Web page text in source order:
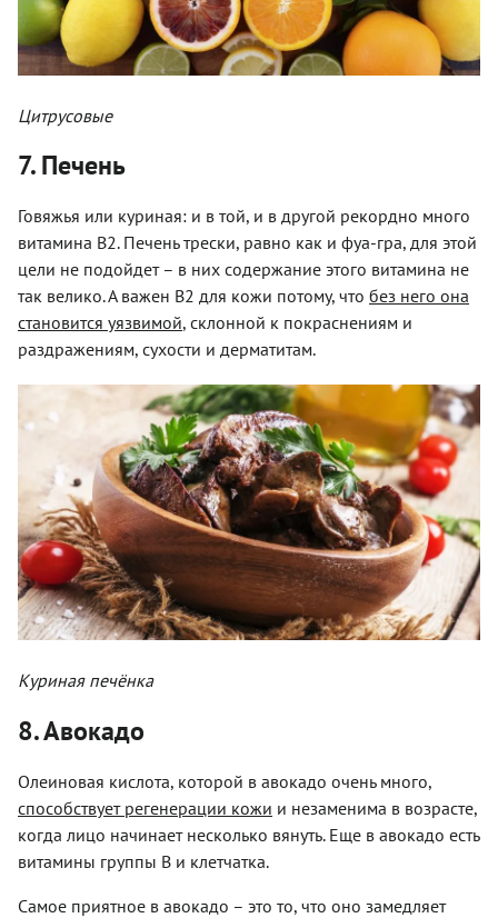
Цитрусовые
7. Печень
Говяжья или куриная: и в той, и в другой рекордно много
витамина В2. Печень трески, равно как и фуа-гра, для этой
цели не подойдет – в них содержание этого витамина не
так велико. А важен В2 для кожи потому, что без него она
становится уязвимой, склонной к покраснениям и
раздражениям, сухости и дерматитам.
Куриная печёнка
8. Авокадо
Олеиновая кислота, которой в авокадо очень много,
способствует регенерации кожи и незаменима в возрасте,
когда лицо начинает несколько вянуть. Еще в авокадо есть
витамины группы В и клетчатка.
Самое приятное в авокадо – это то, что оно замедляет